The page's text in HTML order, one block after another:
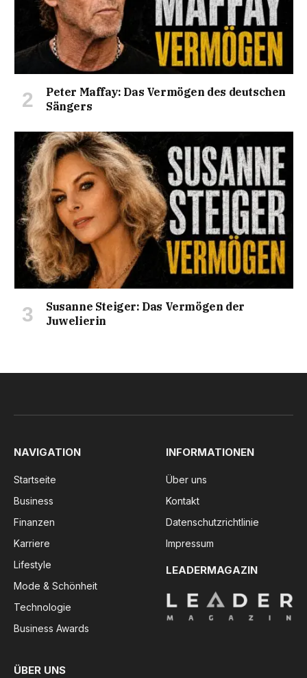
Peter Maffay: Das Vermögen des deutschen
Sängers
Susanne Steiger: Das Vermögen der
Juwelierin
NAVIGATION
Startseite
Business
Finanzen
Karriere
Lifestyle
Mode & Schönheit
Technologie
Business Awards
INFORMATIONEN
Über uns
Kontakt
Datenschutzrichtlinie
Impressum
LEADERMAGAZIN
ÜBER UNS